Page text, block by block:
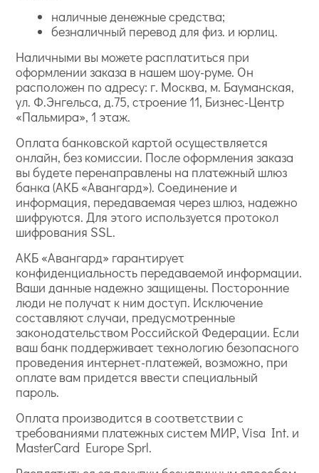
наличные денежные средства;
безналичный перевод для физ. и юрлиц.
Наличными вы можете расплатиться при
оформлении заказа в нашем шоу-руме. Он
расположен по адресу: г. Москва, м. Бауманская,
ул. Ф.Энгельса, д.75, строение 11, Бизнес-Центр
«Пальмира», 1 этаж.
Оплата банковской картой осуществляется
онлайн, без комиссии. После оформления заказа
вы будете перенаправлены на платежный шлюз
банка (АКБ «Авангард»). Соединение и
информация, передаваемая через шлюз, надежно
шифруются. Для этого используется протокол
шифрования SSL.
АКБ «Авангард» гарантирует
конфиденциальность передаваемой информации.
Ваши данные надежно защищены. Посторонние
люди не получат к ним доступ. Исключение
составляют случаи, предусмотренные
законодательством Российской Федерации. Если
ваш банк поддерживает технологию безопасного
проведения интернет-платежей, возможно, при
оплате вам придется ввести специальный
пароль.
Оплата производится в соответствии с
требованиями платежных систем МИР, Visa Int. и
MasterCard Europe Sprl.